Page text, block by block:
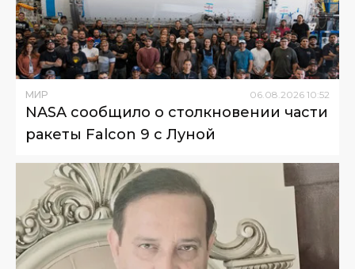
МИР 06 08 2026 10:52
NASA сообщило о столкновении части
ракеты Falcon 9 с Луной